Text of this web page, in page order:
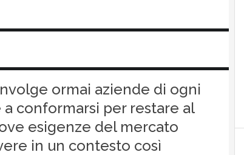
ormai aziende di ogni
conformarsi per restare al
esigenze del mercato
in un contesto così